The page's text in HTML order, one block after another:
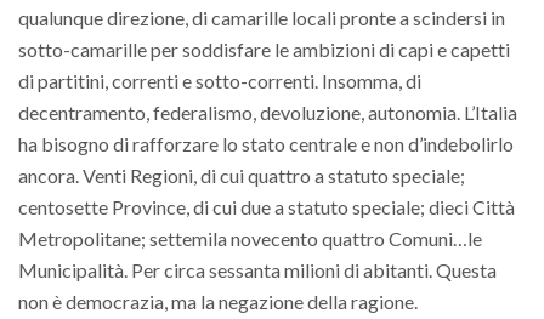
qualunque direzione, di camarille locali pronte a scindersi in
sotto-camarille per soddisfare le ambizioni di capi e capetti
di partitini, correnti e sotto-correnti. Insomma, di
decentramento, federalismo, devoluzione, autonomia. L’Italia
ha bisogno di rafforzare lo stato centrale e non d’indebolirlo
ancora. Venti Regioni, di cui quattro a statuto speciale;
centosette Province, di cui due a statuto speciale; dieci Città
Metropolitane; settemila novecento quattro Comuni…le
Municipalità. Per circa sessanta milioni di abitanti. Questa
non è democrazia, ma la negazione della ragione.